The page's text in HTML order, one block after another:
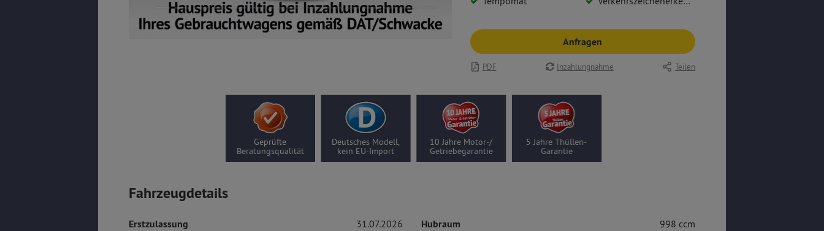
Anfragen
PDF Inzahlungnahme Teilen
Geprüfte
Beratungsqualität
Deutsches Modell,
kein EU-Import
10 Jahre Motor-/
Getriebegarantie
5 Jahre Thüllen-
Garantie
Fahrzeugdetails
Erstzulassung 31.07.2026 Hubraum 998 ccm